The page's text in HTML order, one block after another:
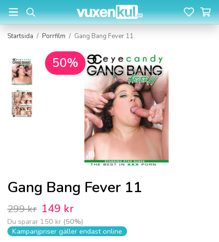
Startsida / Porrfilm / Gang Bang Fever 11
50%
Gang Bang Fever 11
299 kr 149 kr
Du sparar 150 kr (50%)
Kampanjpriser gäller endast online